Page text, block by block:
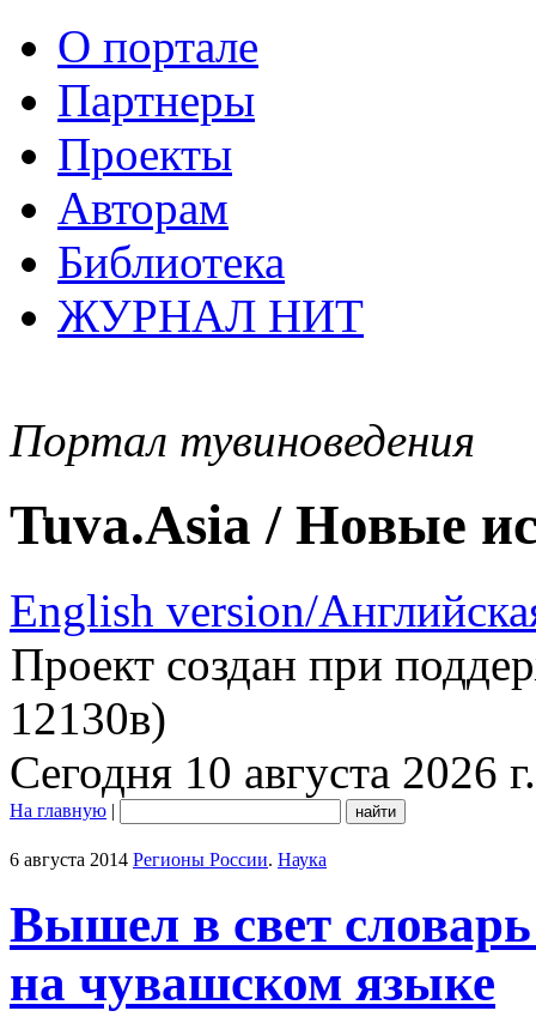
О портале
Партнеры
Проекты
Авторам
Библиотека
ЖУРНАЛ НИТ
Портал тувиноведения
Tuva.Asia / Новые
English version/
Проект создан при
12130в)
Сегодня 10 августа 2026 г.
На главную |
6 августа 2014 Регионы России. Наука
Вышел в свет
на чувашском языке